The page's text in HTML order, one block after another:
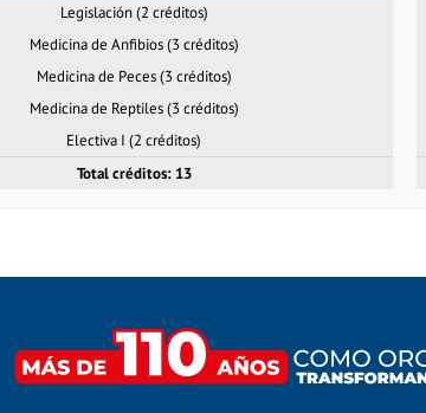
Legislación (2 créditos)
Medicina de Anfibios (3 créditos)
Medicina de Peces (3 créditos)
Medicina de Reptiles (3 créditos)
Electiva I (2 créditos)
Total créditos: 13